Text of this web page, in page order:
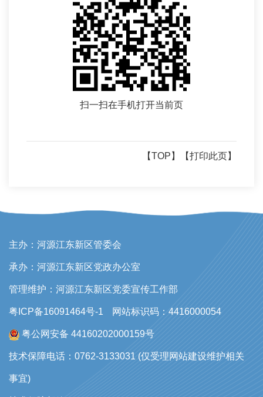
扫一扫在手机打开当前页
【TOP】 【打印此页】
主办：河源江东新区管委会
承办：河源江东新区党政办公室
管理维护：河源江东新区党委宣传工作部
粤ICP备16091464号-1 网站标识码：4416000054
粤公网安备 44160202000159号
技术保障电话：0762-3133031 (仅受理网站建设维护相关
事宜)